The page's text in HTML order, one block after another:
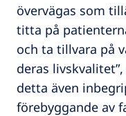
övervägas som
titta på
och ta tillvara på
deras
detta även
förebyggande av